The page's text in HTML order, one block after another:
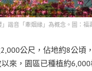
」諧音「牽姻緣」為概念。圖：福
公尺，佔地約8公頃
來，園區已種植約